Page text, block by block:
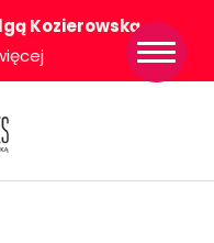
Kozierowską-